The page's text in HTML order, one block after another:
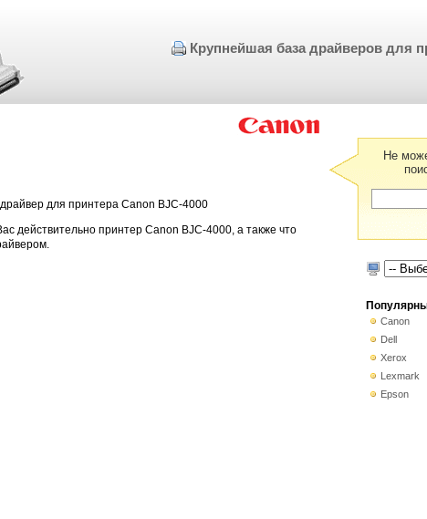
Крупнейшая база драйверов для
для принтера Canon BJC-4000
действительно принтер Canon BJC-4000, а также что
Не
Canon
Dell
Xerox
Lexmark
Epson